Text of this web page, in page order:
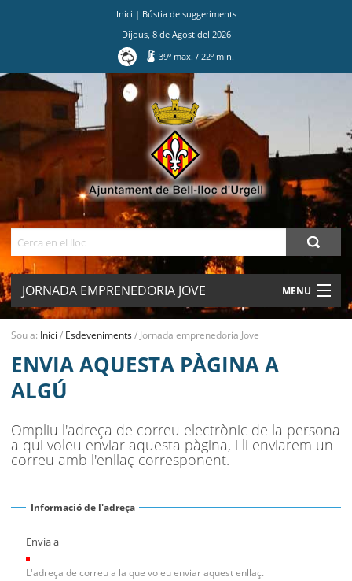
Inici | Bústia de suggeriments
Dijous, 8de Agostdel 2026
39º max./ 22º min.
JORNADA EMPRENEDORIA JOVE MENU
MUNICIPI
SEU ELECTRÒNICA
BELL-LLOC SOLUCIONA
Sou a: Inici / Esdeveniments/ Jornada emprenedoria Jove
ENVIA AQUESTA PÀGINA A
ALGÚ
Ompliu l'adreça de correu electrònic de la persona
a qui voleu enviar aquesta pàgina, i li enviarem un
correu amb l'enllaç corresponent.
Informació de l'adreça
Envia a
L'adreça de correu a la que voleu enviar aquest enllaç.